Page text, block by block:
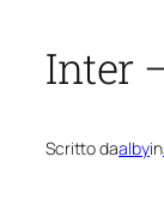
Inter
Scritto daalbyin